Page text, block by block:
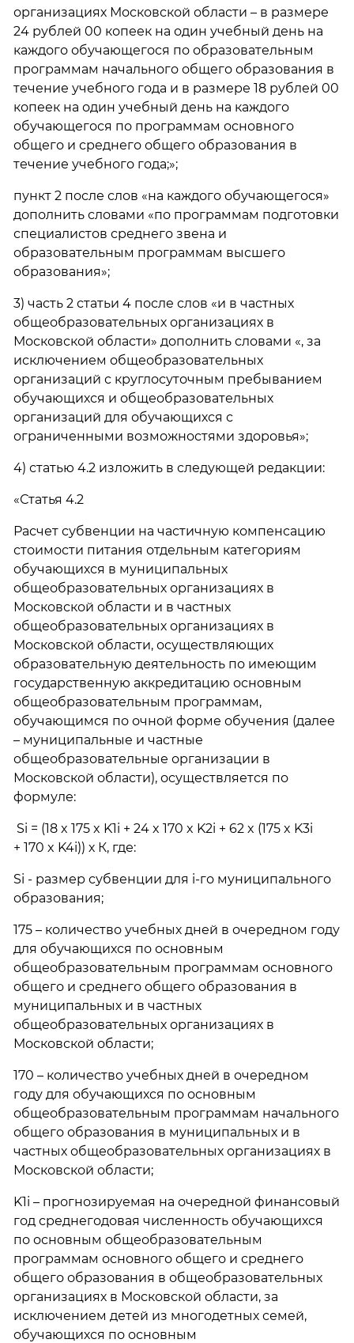
организациях Московской области – в размере
24 рублей 00 копеек на один учебный день на
каждого обучающегося по образовательным
программам начального общего образования в
течение учебного года и в размере 18 рублей 00
копеек на один учебный день на каждого
обучающегося по программам основного
общего и среднего общего образования в
течение учебного года;»;
пункт 2 после слов «на каждого обучающегося»
дополнить словами «по программам подготовки
специалистов среднего звена и
образовательным программам высшего
образования»;
3) часть 2 статьи 4 после слов «и в частных
общеобразовательных организациях в
Московской области» дополнить словами «, за
исключением общеобразовательных
организаций с круглосуточным пребыванием
обучающихся и общеобразовательных
организаций для обучающихся с
ограниченными возможностями здоровья»;
4) статью 4.2 изложить в следующей редакции:
«Статья 4.2
Расчет субвенции на частичную компенсацию
стоимости питания отдельным категориям
обучающихся в муниципальных
общеобразовательных организациях в
Московской области и в частных
общеобразовательных организациях в
Московской области, осуществляющих
образовательную деятельность по имеющим
государственную аккредитацию основным
общеобразовательным программам,
обучающимся по очной форме обучения (далее
– муниципальные и частные
общеобразовательные организации в
Московской области), осуществляется по
формуле:
Si = (18 x 175 x K1i + 24 x 170 x K2i + 62 x (175 x K3i
+ 170 x K4i)) х К, где:
Si - размер субвенции для i-го муниципального
образования;
175 – количество учебных дней в очередном году
для обучающихся по основным
общеобразовательным программам основного
общего и среднего общего образования в
муниципальных и в частных
общеобразовательных организациях в
Московской области;
170 – количество учебных дней в очередном
году для обучающихся по основным
общеобразовательным программам начального
общего образования в муниципальных и в
частных общеобразовательных организациях в
Московской области;
K1i – прогнозируемая на очередной финансовый
год среднегодовая численность обучающихся
по основным общеобразовательным
программам основного общего и среднего
общего образования в общеобразовательных
организациях в Московской области, за
исключением детей из многодетных семей,
обучающихся по основным